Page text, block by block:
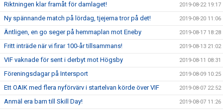
Riktningen klar framåt för damlaget! 2019-08-22 19:17
Ny spännande match på lördag, tjejerna tror på det! 2019-08-20 11:06
Äntligen, en go seger på hemmaplan mot Eneby 2019-08-17 18:28
Fritt inträde när vi firar 100-år tillsammans! 2019-08-13 21:02
VIF vaknade för sent i derbyt mot Högsby 2019-08-11 08:31
Föreningsdagar på Intersport 2019-08-09 10:25
Ett OAIK med flera nyförvärv i startelvan körde över VIF 2019-08-07 22:52
Anmäl era barn till Skill Day! 2019-08-07 11:26